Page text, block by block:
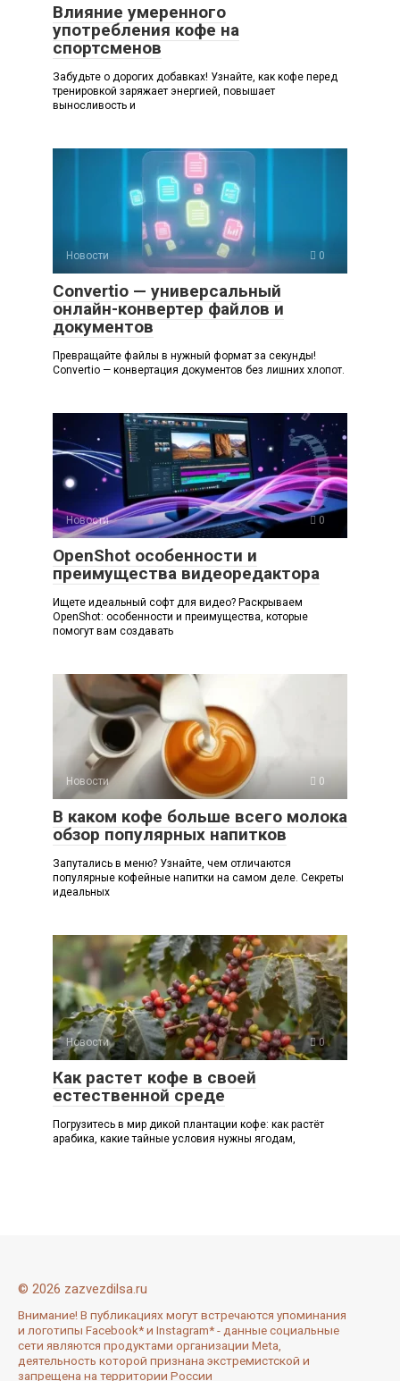
Влияние умеренного
употребления кофе на
спортсменов
Забудьте о дорогих добавках! Узнайте, как кофе перед
тренировкой заряжает энергией, повышает
выносливость и
Новости 0
Convertio — универсальный
онлайн-конвертер файлов и
документов
Превращайте файлы в нужный формат за секунды!
Convertio — конвертация документов без лишних хлопот.
Новости 0
OpenShot особенности и
преимущества видеоредактора
Ищете идеальный софт для видео? Раскрываем
OpenShot: особенности и преимущества, которые
помогут вам создавать
Новости 0
В каком кофе больше всего молока
обзор популярных напитков
Запутались в меню? Узнайте, чем отличаются
популярные кофейные напитки на самом деле. Секреты
идеальных
Новости 0
Как растет кофе в своей
естественной среде
Погрузитесь в мир дикой плантации кофе: как растёт
арабика, какие тайные условия нужны ягодам,
© 2026 zazvezdilsa.ru
Внимание! В публикациях могут встречаются упоминания
и логотипы Facebook* и Instagram* - данные социальные
сети являются продуктами организации Meta,
деятельность которой признана экстремистской и
запрещена на территории России